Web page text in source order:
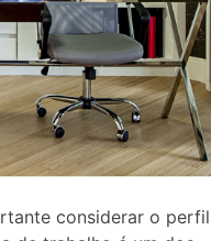
considerar o